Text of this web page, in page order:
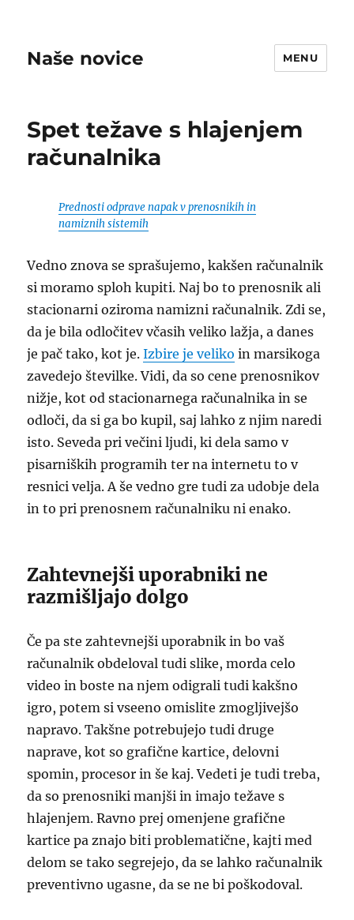
Naše novice MENU
Spet težave s hlajenjem
računalnika
Prednosti odprave napak v prenosnikih in
namiznih sistemih
Vedno znova se sprašujemo, kakšen računalnik
si moramo sploh kupiti. Naj bo to prenosnik ali
stacionarni oziroma namizni računalnik. Zdi se,
da je bila odločitev včasih veliko lažja, a danes
je pač tako, kot je.Izbire je veliko in marsikoga
zavedejo številke. Vidi, da so cene prenosnikov
nižje, kot od stacionarnega računalnika in se
odloči, da si ga bo kupil, saj lahko z njim naredi
isto. Seveda pri večini ljudi, ki dela samo v
pisarniških programih ter na internetu to v
resnici velja. A še vedno gre tudi za udobje dela
in to pri prenosnem računalniku ni enako.
Zahtevnejši uporabniki ne
razmišljajo dolgo
Če pa ste zahtevnejši uporabnik in bo vaš
računalnik obdeloval tudi slike, morda celo
video in boste na njem odigrali tudi kakšno
igro, potem si vseeno omislite zmogljivejšo
napravo. Takšne potrebujejo tudi druge
naprave, kot so grafične kartice, delovni
spomin, procesor in še kaj. Vedeti je tudi treba,
da so prenosniki manjši in imajo težave s
hlajenjem. Ravno prej omenjene grafične
kartice pa znajo biti problematične, kajti med
delom se tako segrejejo, da se lahko računalnik
preventivno ugasne, da se ne bi poškodoval.